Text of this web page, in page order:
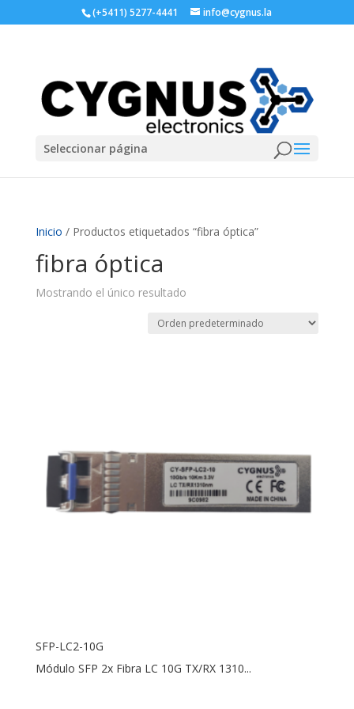
(+5411) 5277-4441 info@cygnus.la
Seleccionar página
Inicio / Productos etiquetados “fibra óptica”
fibra óptica
Mostrando el único resultado
SFP-LC2-10G
Módulo SFP 2x Fibra LC 10G TX/RX 1310...